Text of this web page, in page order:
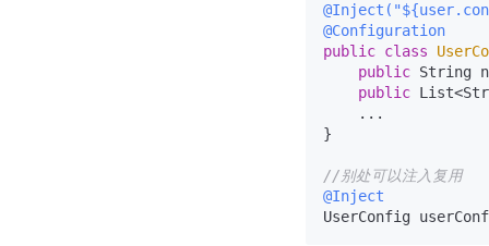
@Configuration
public class
public String
public
    ...
}
//别处可以注入复用
@Inject